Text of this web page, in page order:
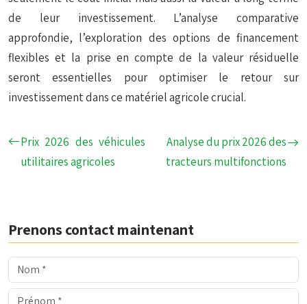
de leur investissement. L’analyse comparative
approfondie, l’exploration des options de financement
flexibles et la prise en compte de la valeur résiduelle
seront essentielles pour optimiser le retour sur
investissement dans ce matériel agricole crucial.
Prix 2026 des véhicules
utilitaires agricoles
Analyse du prix 2026 des
tracteurs multifonctions
Prenons contact maintenant